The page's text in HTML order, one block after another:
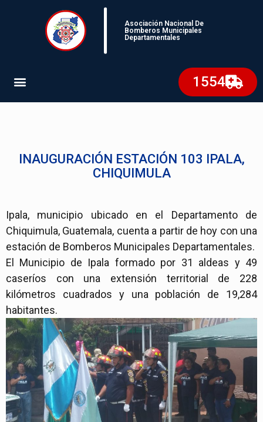
Asociación Nacional De
Bomberos Municipales
Departamentales
1554
INAUGURACIÓN ESTACIÓN 103 IPALA,
CHIQUIMULA
Ipala, municipio ubicado en el Departamento de
Chiquimula, Guatemala, cuenta a partir de hoy con una
estación de Bomberos Municipales Departamentales.
El Municipio de Ipala formado por 31 aldeas y 49
caseríos con una extensión territorial de 228
kilómetros cuadrados y una población de 19,284
habitantes.